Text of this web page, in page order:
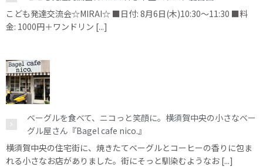
こども発達交流会☆MIRAI☆ ■日付: 8月6日(木)10:30～11:30 ■料
金: 1000円＋ワンドリン [...]
ベーグルを食べて、ニコっと笑顔に。横須賀中央の小さなベー
グル屋さん『Bagel cafe nico.』
横須賀中央の住宅街に、焼きたてベーグルとコーヒーの香りに包ま
れる小さなお店がありました。街にそっと馴染むようなお [...]